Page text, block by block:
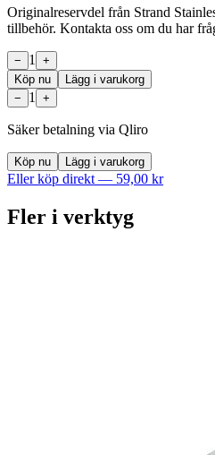
Originalreservdel från Strand
tillbehör. Kontakta oss om du har
− 1
+
Köp nu
Lägg i varukorg
−
1 +
Säker betalning via Qliro
Köp nu Lägg i varukorg
Eller köp direkt — 59,00 kr
Fler i verktyg